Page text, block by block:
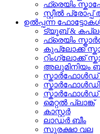
ഫ്രെയിം
സ്റ്റീൽ
ഉൽപ്പന്ന
ട്യൂബ് &
ഫ്രെയിം
കുപ്ലോക്ക്
റിംഗ്ലോക്ക്
അലുമിനിയം
സ്കാർഫോൾഡ്
മെറ്റൽ പ്ലാങ്ക്
കാസ്റ്റർ
ലാഡർ ബീം
സുരക്ഷാ വല